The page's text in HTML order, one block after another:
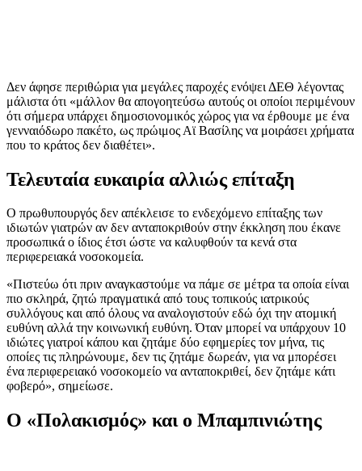
Δεν άφησε περιθώρια για μεγάλες παροχές ενόψει ΔΕΘ λέγοντας
μάλιστα ότι «μάλλον θα απογοητεύσω αυτούς οι οποίοι περιμένουν
ότι σήμερα υπάρχει δημοσιονομικός χώρος για να έρθουμε με ένα
γενναιόδωρο πακέτο, ως πρώιμος Αϊ Βασίλης να μοιράσει χρήματα
που το κράτος δεν διαθέτει».
Τελευταία ευκαιρία αλλιώς επίταξη
Ο πρωθυπουργός δεν απέκλεισε το ενδεχόμενο επίταξης των
ιδιωτών γιατρών αν δεν ανταποκριθούν στην έκκληση που έκανε
προσωπικά ο ίδιος έτσι ώστε να καλυφθούν τα κενά στα
περιφερειακά νοσοκομεία.
«Πιστεύω ότι πριν αναγκαστούμε να πάμε σε μέτρα τα οποία είναι
πιο σκληρά, ζητώ πραγματικά από τους τοπικούς ιατρικούς
συλλόγους και από όλους να αναλογιστούν εδώ όχι την ατομική
ευθύνη αλλά την κοινωνική ευθύνη. Όταν μπορεί να υπάρχουν 10
ιδιώτες γιατροί κάπου και ζητάμε δύο εφημερίες τον μήνα, τις
οποίες τις πληρώνουμε, δεν τις ζητάμε δωρεάν, για να μπορέσει
ένα περιφερειακό νοσοκομείο να ανταποκριθεί, δεν ζητάμε κάτι
φοβερό», σημείωσε.
Ο «Πολακισμός» και ο Μπαμπινιώτης